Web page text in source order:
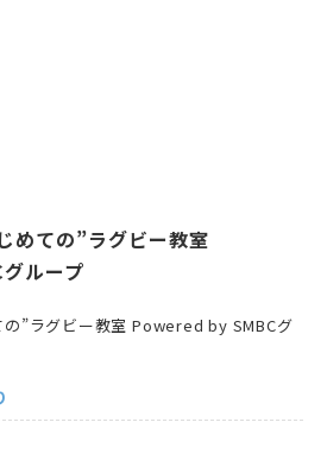
ての”ラグビー教室
ループ
”ラグビー教室 Powered by SMBCグ